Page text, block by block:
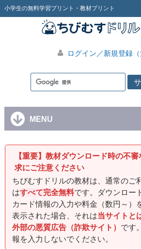
小学生の無料学習プリント・教材プリント
ログイン／新規登録（
MENU
【重要】教材ダウンロード時の不
求にご注意ください
ちびむすドリルの教材は、通常のご
はすべて完全無料です。ダウンロー
カード情報の入力や料金（数円～）
表示された場合、それは当サイトと
外部の悪質広告（詐欺サイト） です
報を入力しないでください。